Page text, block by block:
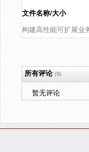
文件名称/大小
构建高性能可扩展业
所有评论(0)
暂无评论